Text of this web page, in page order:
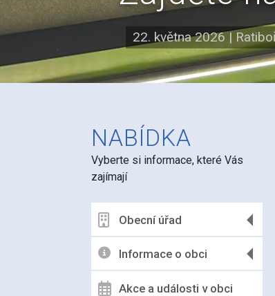
22. května 2026|
NABÍDKA
Vyberte si informace, které Vás
zajímají
Obecní úřad
Informace o obci
Akce a události v obci